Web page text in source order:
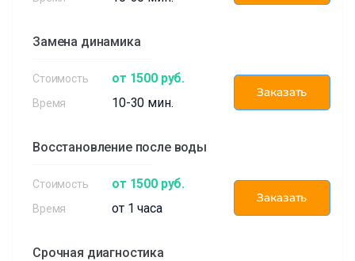
Замена динамика
от 1500 руб.
10-30 мин.
Заказать
Восстановление после воды
от 1500 руб.
от 1 часа
Заказать
Срочная диагностика